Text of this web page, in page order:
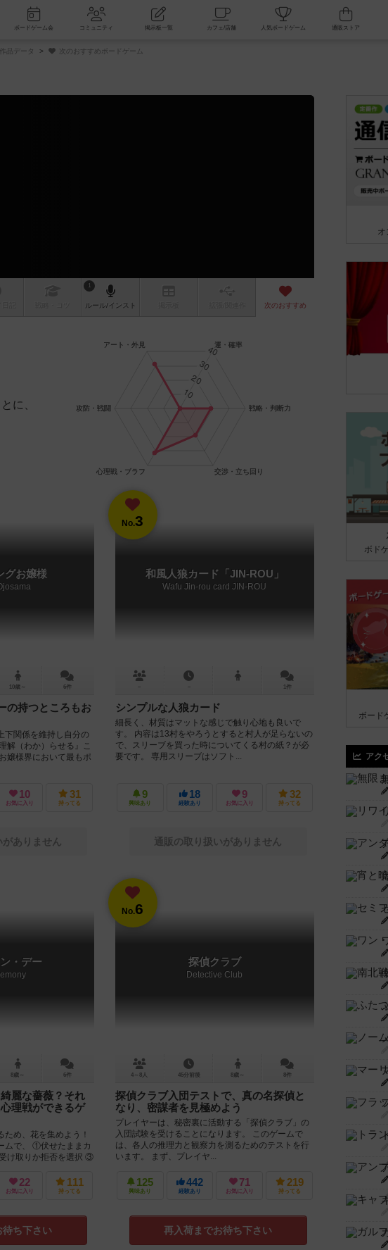
レビュー ボードゲーム会 コミュニティ 掲示板一覧 カフェ/店舗 人気ボードゲーム
作品データ 次のおすすめボードゲーム
1
ルール/インスト 次のおすすめ
に、
グお嬢様
10歳～ 6件
の持つところもお
下関係を維持し自分の
解（わか）らせる』こ
嬢様界において最もポ
10
お気に入り
31
持ってる
がありません
No.3
和風人狼カード「JIN-ROU」
Wafu Jin-rou card JIN-ROU
－ － 1件
シンプルな人狼カード
細長く、材質はマットな感じで触り心地も良いで
す。 内容は13村をやろうとすると村人が足らないの
で、スリーブを買った時についてくる村の紙？が必
要です。 専用スリーブはソフト...
9
興味あり
18
経験あり
9
お気に入り
32
持ってる
通販の取り扱いがありません
・デー
8歳～ 6件
麗な薔薇？それ
理戦ができるゲ
め、花を集めよう！
ムで、 ①伏せたままカ
け取りか拒否を選択 ③
22
お気に入り
111
持ってる
待ち下さい
No.6
探偵クラブ
Detective Club
4～8人 45分前後 8歳～ 8件
探偵クラブ入団テストで、真の名探偵と
なり、密謀者を見極めよう
プレイヤーは、秘密裏に活動する「探偵クラブ」の
入団試験を受けることになります。 このゲームで
は、各人の推理力と観察力を測るためのテストを行
います。 まず、プレイヤ...
125
興味あり
442
経験あり
71
お気に入り
219
持ってる
再入荷までお待ち下さい
ボド
ボード
アク